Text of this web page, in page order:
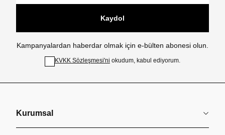
Kaydol
Kampanyalardan haberdar olmak için e-bülten abonesi olun.
KVKK Sözleşmesi'ni okudum, kabul ediyorum.
Kurumsal